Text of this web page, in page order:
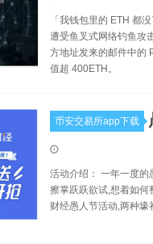
「我钱包里的 ETH 都
遭受鱼叉式网络钓鱼攻
方地址发来的邮件中的
值超 400ETH。
币安交易所app下载
活动介绍： 一年一度的
擦掌跃跃欲试,想着如何
财经愚人节活动,两种壕